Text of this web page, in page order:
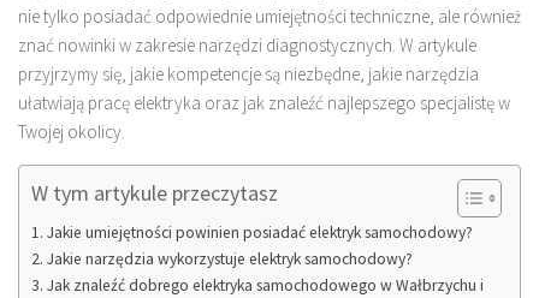
nie tylko posiadać odpowiednie umiejętności techniczne, ale również
znać nowinki w zakresie narzędzi diagnostycznych. W artykule
przyjrzymy się, jakie kompetencje są niezbędne, jakie narzędzia
ułatwiają pracę elektryka oraz jak znaleźć najlepszego specjalistę w
Twojej okolicy.
W tym artykule przeczytasz
Jakie umiejętności powinien posiadać elektryk samochodowy?
Jakie narzędzia wykorzystuje elektryk samochodowy?
Jak znaleźć dobrego elektryka samochodowego w Wałbrzychu i